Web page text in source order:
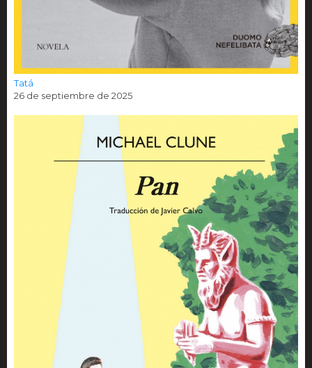
Tatá
26 de septiembre de 2025